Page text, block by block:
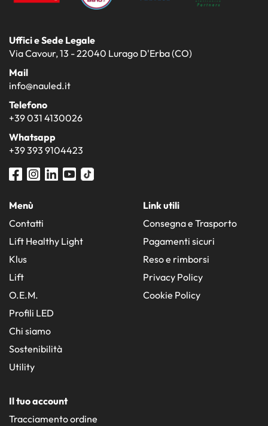
Uffici e Sede Legale
Via Cavour, 13 - 22040 Lurago D'Erba (CO)
Mail
info@nauled.it
Telefono
+39 031 4130026
Whatsapp
+39 393 9104423
Menù
Contatti
Lift Healthy Light
Klus
Lift
O.E.M.
Profili LED
Chi siamo
Sostenibilità
Utility
Link utili
Consegna e Trasporto
Pagamenti sicuri
Reso e rimborsi
Privacy Policy
Cookie Policy
Il tuo account
Tracciamento ordine